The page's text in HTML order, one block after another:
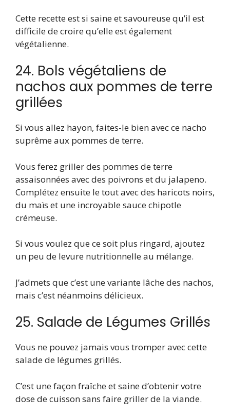
Cette recette est si saine et savoureuse qu’il est
difficile de croire qu’elle est également
végétalienne.
24. Bols végétaliens de
nachos aux pommes de terre
grillées
Si vous allez hayon, faites-le bien avec ce nacho
suprême aux pommes de terre.
Vous ferez griller des pommes de terre
assaisonnées avec des poivrons et du jalapeno.
Complétez ensuite le tout avec des haricots noirs,
du maïs et une incroyable sauce chipotle
crémeuse.
Si vous voulez que ce soit plus ringard, ajoutez
un peu de levure nutritionnelle au mélange.
J’admets que c’est une variante lâche des nachos,
mais c’est néanmoins délicieux.
25. Salade de Légumes Grillés
Vous ne pouvez jamais vous tromper avec cette
salade de légumes grillés.
C’est une façon fraîche et saine d’obtenir votre
dose de cuisson sans faire griller de la viande.